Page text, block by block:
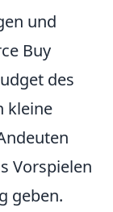
und
Buy
des
kleine
Vorspielen
geben.